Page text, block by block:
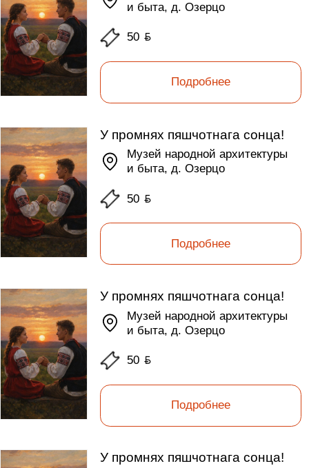
и быта, д. Озерцо
50ƃ
Подробнее
У промнях пяшчотнага сонца!
Музей народной архитектуры
и быта, д. Озерцо
50ƃ
Подробнее
У промнях пяшчотнага сонца!
Музей народной архитектуры
и быта, д. Озерцо
50ƃ
Подробнее
У промнях пяшчотнага сонца!